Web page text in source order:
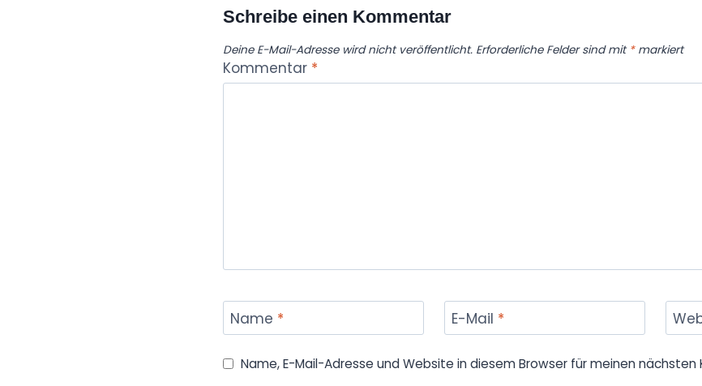
Schreibe einen Kommentar
Deine E-Mail-Adresse wird nicht veröffentlicht. Erforderliche Felder sind mit *markiert
Kommentar *
Name * E-Mail *
Name, E-Mail-Adresse und Website in diesem Browser für meinen